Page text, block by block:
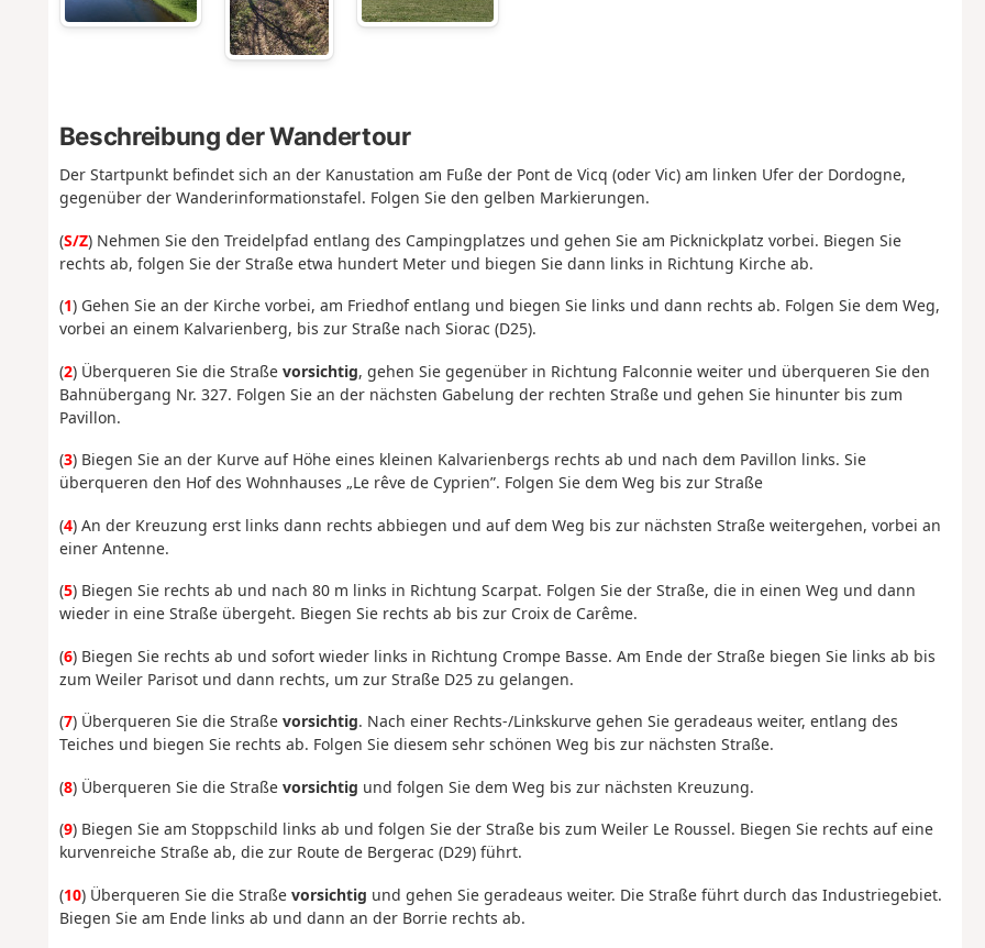
Beschreibung der Wandertour
Der Startpunkt befindet sich an der Kanustation am Fuße der Pont de Vicq (oder Vic) am linken Ufer der Dordogne,
gegenüber der Wanderinformationstafel. Folgen Sie den gelben Markierungen.
(S/Z) Nehmen Sie den Treidelpfad entlang des Campingplatzes und gehen Sie am Picknickplatz vorbei. Biegen Sie
rechts ab, folgen Sie der Straße etwa hundert Meter und biegen Sie dann links in Richtung Kirche ab.
(1) Gehen Sie an der Kirche vorbei, am Friedhof entlang und biegen Sie links und dann rechts ab. Folgen Sie dem Weg,
vorbei an einem Kalvarienberg, bis zur Straße nach Siorac (D25).
(2) Überqueren Sie die Straße vorsichtig, gehen Sie gegenüber in Richtung Falconnie weiter und überqueren Sie den
Bahnübergang Nr. 327. Folgen Sie an der nächsten Gabelung der rechten Straße und gehen Sie hinunter bis zum
Pavillon.
(3) Biegen Sie an der Kurve auf Höhe eines kleinen Kalvarienbergs rechts ab und nach dem Pavillon links. Sie
überqueren den Hof des Wohnhauses „Le rêve de Cyprien”. Folgen Sie dem Weg bis zur Straße
(4) An der Kreuzung erst links dann rechts abbiegen und auf dem Weg bis zur nächsten Straße weitergehen, vorbei an
einer Antenne.
(5) Biegen Sie rechts ab und nach 80 m links in Richtung Scarpat. Folgen Sie der Straße, die in einen Weg und dann
wieder in eine Straße übergeht. Biegen Sie rechts ab bis zur Croix de Carême.
(6) Biegen Sie rechts ab und sofort wieder links in Richtung Crompe Basse. Am Ende der Straße biegen Sie links ab bis
zum Weiler Parisot und dann rechts, um zur Straße D25 zu gelangen.
(7) Überqueren Sie die Straße vorsichtig. Nach einer Rechts-/Linkskurve gehen Sie geradeaus weiter, entlang des
Teiches und biegen Sie rechts ab. Folgen Sie diesem sehr schönen Weg bis zur nächsten Straße.
(8) Überqueren Sie die Straße vorsichtig und folgen Sie dem Weg bis zur nächsten Kreuzung.
(9) Biegen Sie am Stoppschild links ab und folgen Sie der Straße bis zum Weiler Le Roussel. Biegen Sie rechts auf eine
kurvenreiche Straße ab, die zur Route de Bergerac (D29) führt.
(10) Überqueren Sie die Straßevorsichtig und gehen Sie geradeaus weiter. Die Straße führt durch das Industriegebiet.
Biegen Sie am Ende links ab und dann an der Borrie rechts ab.